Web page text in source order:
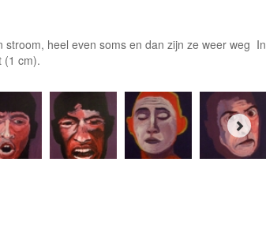
heel even soms en dan zijn ze weer weg In
(1 cm).